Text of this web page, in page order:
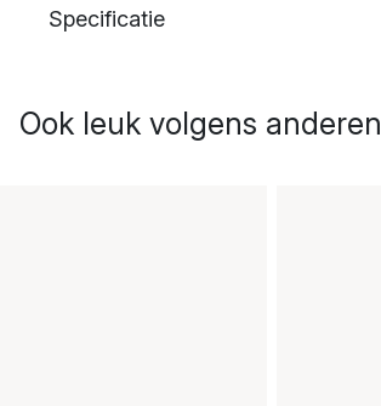
Specificatie
Ook leuk volgens anderen